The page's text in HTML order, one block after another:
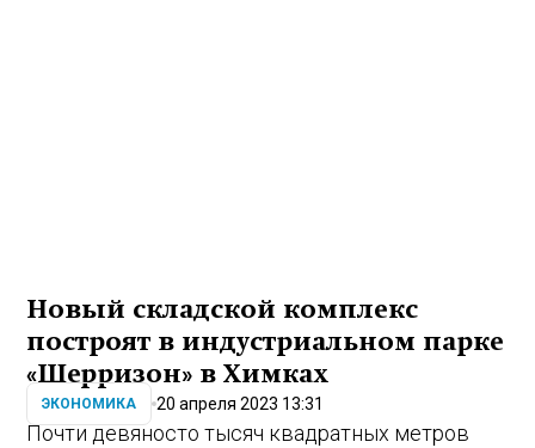
Новый складской комплекс
построят в индустриальном парке
«Шерризон» в Химках
ЭКОНОМИКА 20 апреля 2023 13:31
Почти девяносто тысяч квадратных метров